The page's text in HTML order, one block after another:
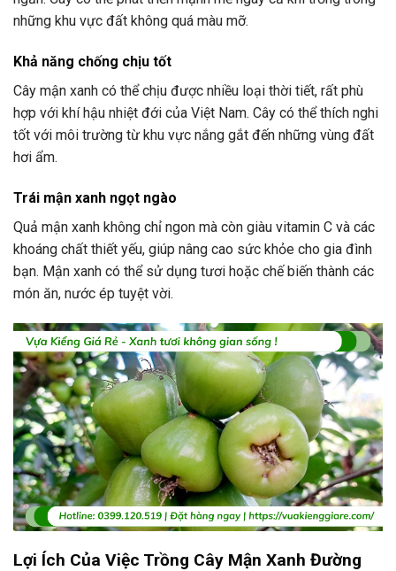
những khu vực đất không quá màu mỡ.
Khả năng chống chịu tốt
Cây mận xanh có thể chịu được nhiều loại thời tiết, rất phù
hợp với khí hậu nhiệt đới của Việt Nam. Cây có thể thích nghi
tốt với môi trường từ khu vực nắng gắt đến những vùng đất
hơi ẩm.
Trái mận xanh ngọt ngào
Quả mận xanh không chỉ ngon mà còn giàu vitamin C và các
khoáng chất thiết yếu, giúp nâng cao sức khỏe cho gia đình
bạn. Mận xanh có thể sử dụng tươi hoặc chế biến thành các
món ăn, nước ép tuyệt vời.
Lợi Ích Của Việc Trồng Cây Mận Xanh Đường